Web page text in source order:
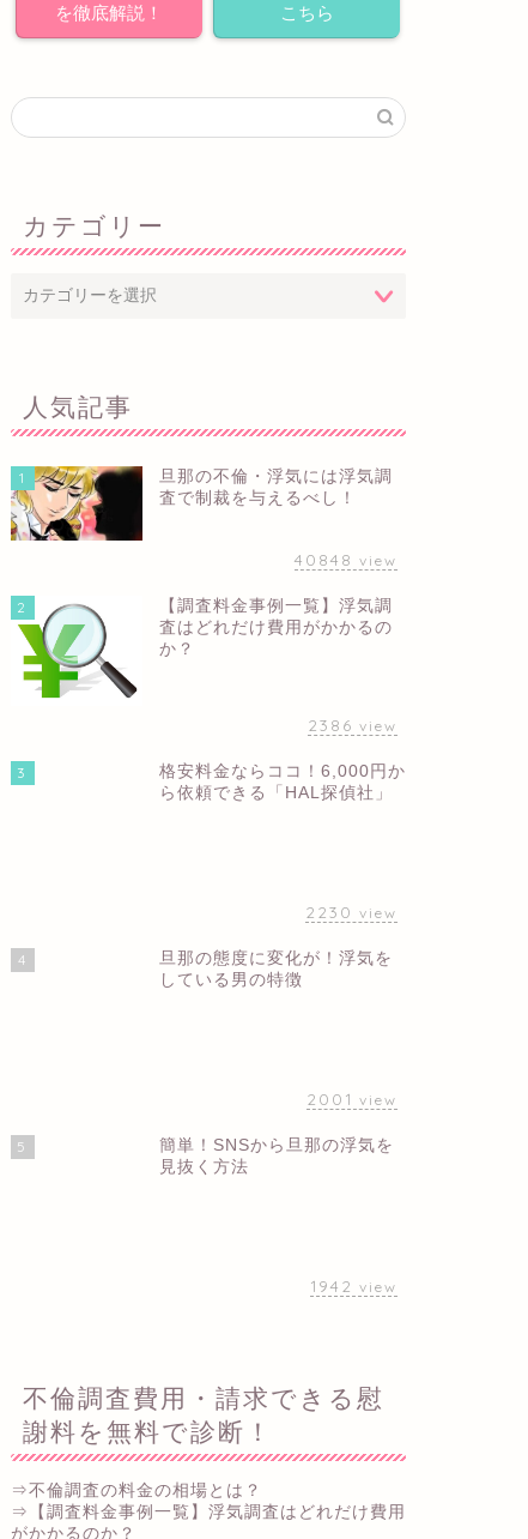
を徹底解説！
こちら
カテゴリー
人気記事
1
旦那の不倫・浮気には浮気調
査で制裁を与えるべし！
40848 view
2
【調査料金事例一覧】浮気調
査はどれだけ費用がかかるの
か？
2386 view
3
格安料金ならココ！6,000円か
ら依頼できる「HAL探偵社」
1942view
がかかるのか？
探偵事務所・興信所を徹底比
較！